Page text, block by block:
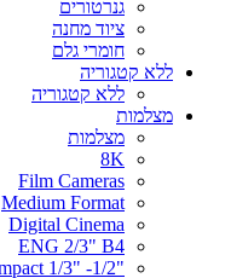
גנרטורים
ציוד מחנה
חומרי גלם
ללא קטגוריה
ללא קטגוריה
מצלמות
מצלמות
8K
Film Cameras
Medium Format
Digital Cinema
ENG 2/3" B4
"Compact 1/3" -1/2